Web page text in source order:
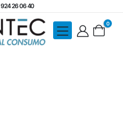
924 26 06 40
0